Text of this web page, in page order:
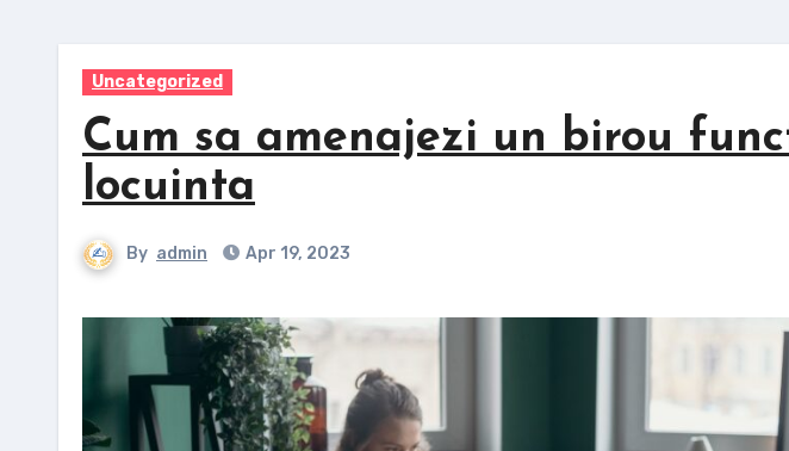
Uncategorized
Cum sa amenajezi un birou
locuinta
By admin Apr 19, 2023